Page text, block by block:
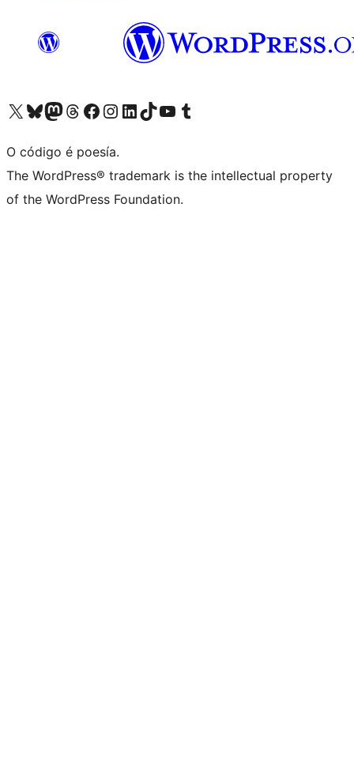
Visita la cuenta de X (anteriormente Twitter)
Visita a nosa conta de Bluesky
Visita a nosa conta de Mastodon
Visita a nosa conta de Threads
Visita a nosa páxina de Facebook
Visita a nosa conta de Instagram
Visita a nosa conta de LinkedIn
Visita a nosa conta de TikTok
Visita a nosa canle de YouTube
Visita a nosa conta de Tumblr
O código é poesía.
The WordPress® trademark is the intellectual property
of the WordPress Foundation.